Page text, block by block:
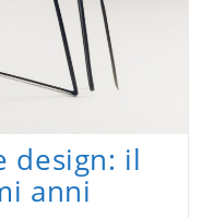
design: il
anni